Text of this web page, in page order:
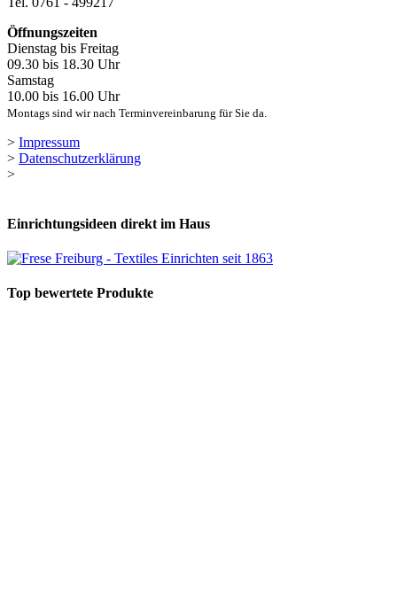
Öffnungszeiten
Dienstag bis Freitag
09.30 bis 18.30 Uhr
Samstag
10.00 bis 16.00 Uhr
Montags sind wir nach Terminvereinbarung für Sie da.
> Impressum
> Datenschutzerklärung
>
Einrichtungsideen direkt im Haus
Top bewertete Produkte